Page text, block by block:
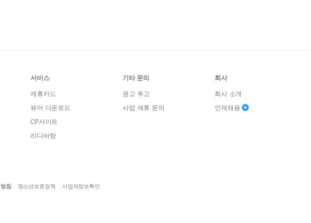
서비스
제휴카드
뷰어 다운로드
CP사이트
리디바탕
기타 문의
원고 투고
사업 제휴 문의
회사
회사 소개
인재채용
침 청소년보호정책 사업자정보확인